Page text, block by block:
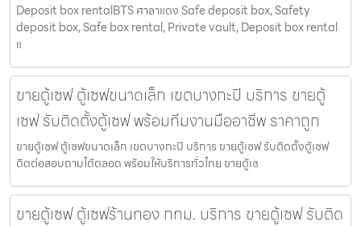
Deposit box rentalBTS ศาลาแดง Safe deposit box, Safety
deposit box, Safe box rental, Private vault, Deposit box rental
แ
ขายตู้เซฟ ตู้เซฟขนาดเล็ก เขตบางกะปิ บริการ ขายตู้
เซฟ รับติดตั้งตู้เซฟ พร้อมทีมงานมืออาชีพ ราคาถูก
ขายตู้เซฟ ตู้เซฟขนาดเล็ก เขตบางกะปิ บริการ ขายตู้เซฟ รับติดตั้งตู้เซฟ
ติดต่อสอบถามได้ตลอด พร้อมให้บริการทั่วไทย ขายตู้เซ
ขายตู้เซฟ ตู้เซฟร้านทอง กทม. บริการ ขายตู้เซฟ รับติด